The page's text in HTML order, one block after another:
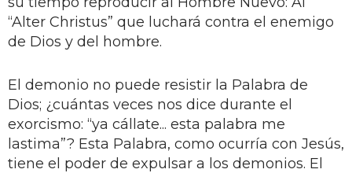
“Alter Christus” que luchará contra el enemigo
de Dios y del hombre.
El demonio no puede resistir la Palabra de
Dios; ¿cuántas veces nos dice durante el
exorcismo: “ya cállate... esta palabra me
lastima”? Esta Palabra, como ocurría con Jesús,
tiene el poder de expulsar a los demonios. El